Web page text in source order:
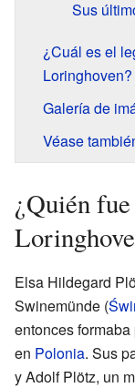
Sus
¿Cuál es el
Loringhoven?
Galería de
Véase
¿Quién
Elsa Hildegard
Swinemünde (
entonces formaba
en Polonia. Sus
y Adolf Plötz, un